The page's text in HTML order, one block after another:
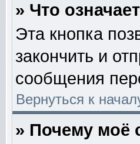
» Что
Эта кнопка
закончить и
сообщения
Вернуться к
» Почему моё